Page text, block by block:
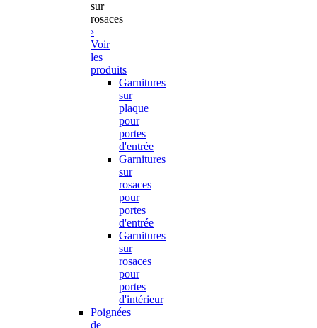
sur
rosaces
›
Voir
les
produits
Garnitures
sur
plaque
pour
portes
d'entrée
Garnitures
sur
rosaces
pour
portes
d'entrée
Garnitures
sur
rosaces
pour
portes
d'intérieur
Poignées
de